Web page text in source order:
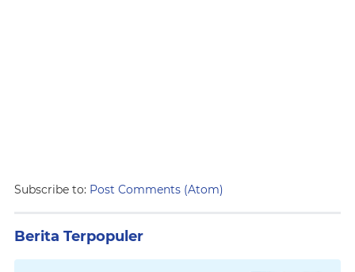
Subscribe to: Post Comments (Atom)
Berita Terpopuler